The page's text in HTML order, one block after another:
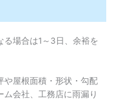
る場合は1～3日、余裕を
や屋根面積・形状・勾配
会社、工務店に雨漏り